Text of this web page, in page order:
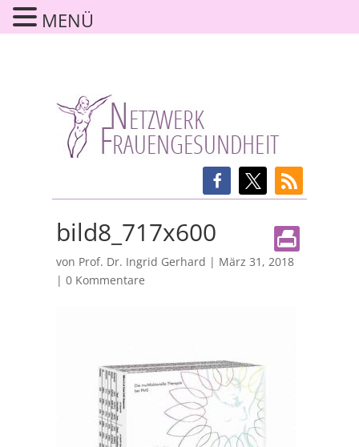
bild8_717x600
von Prof. Dr. Ingrid Gerhard | März 31, 2018
| 0 Kommentare
MENÜ